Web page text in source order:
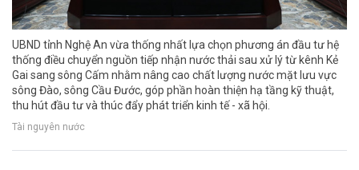
UBND tỉnh Nghệ An vừa thống nhất lựa chọn phương án đầu tư hệ
thống điều chuyển nguồn tiếp nhận nước thải sau xử lý từ kênh Kẻ
Gai sang sông Cấm nhằm nâng cao chất lượng nước mặt lưu vực
sông Đào, sông Cầu Đước, góp phần hoàn thiện hạ tầng kỹ thuật,
thu hút đầu tư và thúc đẩy phát triển kinh tế - xã hội.
Tài nguyên nước